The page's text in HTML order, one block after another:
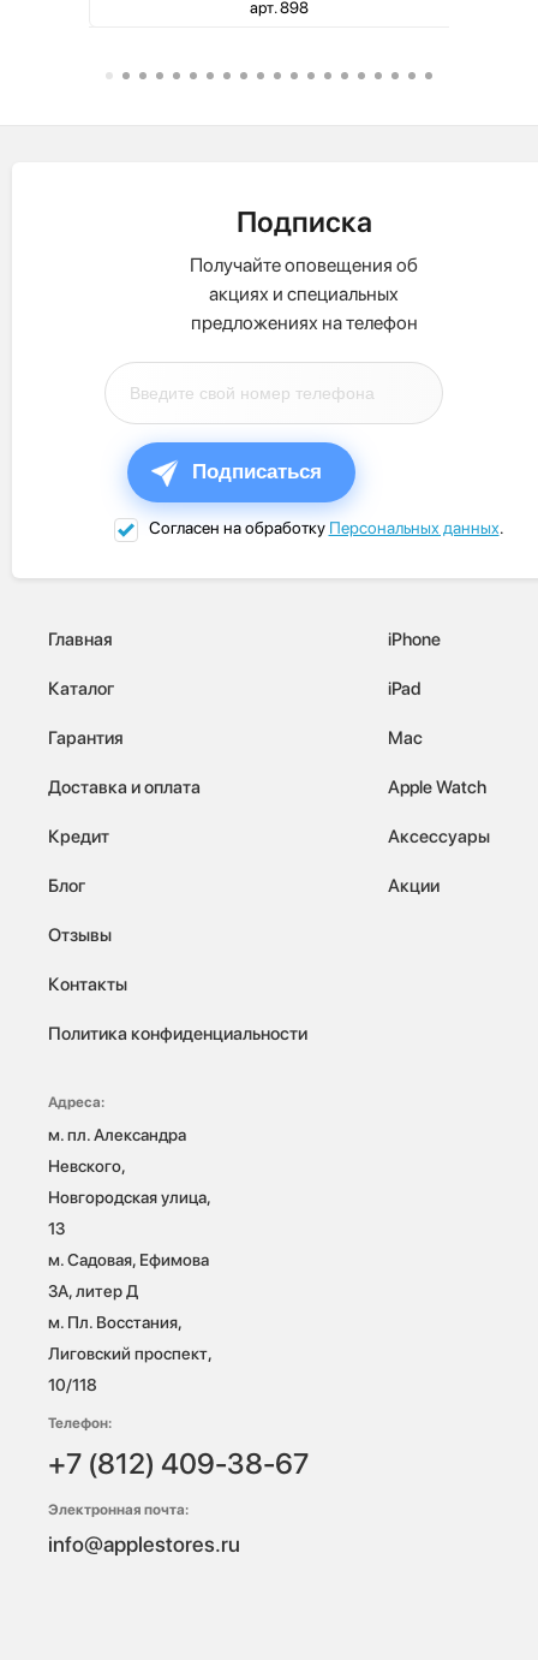
арт. 898
Подписка
Получайте оповещения об
акциях и специальных
предложениях на телефон
Подписаться
Согласен на обработку Персональных данных.
Главная
Каталог
Гарантия
Доставка и оплата
Кредит
Блог
Отзывы
Контакты
Политика конфиденциальности
iPhone
iPad
Mac
Apple Watch
Аксессуары
Акции
Адреса:
м. пл. Александра
Невского,
Новгородская улица,
13
м. Садовая, Ефимова
3А, литер Д
м. Пл. Восстания,
Лиговский проспект,
10/118
Телефон:
+7 (812) 409-38-67
Электронная почта:
info@applestores.ru